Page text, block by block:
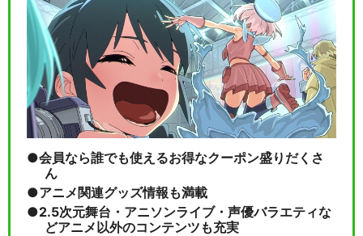
会員なら誰でも使えるお得なクーポン盛りだくさ
ん
アニメ関連グッズ情報も満載
2.5次元舞台・アニソンライブ・声優バラエティな
どアニメ以外のコンテンツも充実